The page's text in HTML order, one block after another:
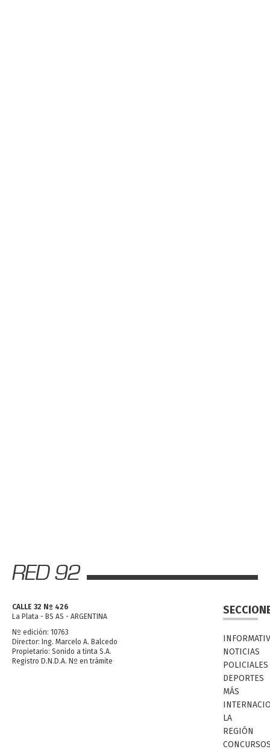
CALLE 32 Nº 426
La Plata - BS AS - ARGENTINA
Nº edición: 10763
Director: Ing. Marcelo A. Balcedo
Propietario: Sonido a tinta S.A.
Registro D.N.D.A. Nº en trámite
NOTICIAS
POLICIALES
DEPORTES
MÁS
LA
REGIÓN